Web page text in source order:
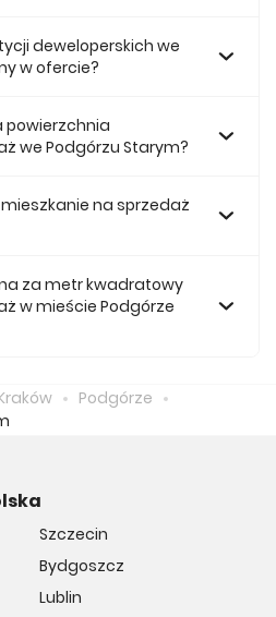
deweloperskich we
w ofercie?
we Podgórzu Starym?
na sprzedaż
600 zł.
za metr kwadratowy
w mieście Podgórze
Podgórze
Szczecin
Bydgoszcz
Lublin